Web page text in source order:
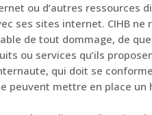
ou d’autres ressources
ses sites internet. CIHB
de tout dommage, de
ou services qu’ils
qui doit se
peuvent mettre en place